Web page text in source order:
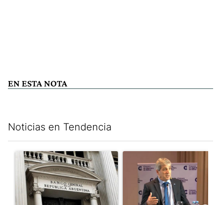
EN ESTA NOTA
Noticias en Tendencia
Un artículo de tendencia con el título "Las reservas del Banco